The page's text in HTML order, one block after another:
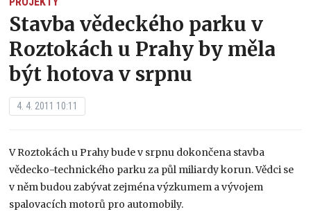
Stavba vědeckého parku v
Roztokách u Prahy by měla
být hotova v srpnu
4. 4. 2011 10:11
V Roztokách u Prahy bude v srpnu dokončena stavba
vědecko-technického parku za půl miliardy korun. Vědci se
v něm budou zabývat zejména výzkumem a vývojem
spalovacích motorů pro automobily.